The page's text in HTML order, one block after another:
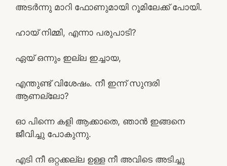
അടർന്നു മാറി ഫോണുമായി റൂമിലേക്ക് പോയി.
ഹായ് നിമ്മി, എന്നാ പരുപാടി?
ഏയ്‌ ഒന്നും ഇല്ല ഇച്ചായ,
എന്തുണ്ട് വിശേഷം. നീ ഇന്ന് സുന്ദരി
ആണല്ലോ?
ഓ പിന്നെ കളി ആക്കാതെ, ഞാൻ ഇങ്ങനെ
ജീവിച്ചു പോകുന്നു.
എടി നീ ഒറ്റക്കല്ല ഉള്ള നീ അവിടെ അടിച്ചു